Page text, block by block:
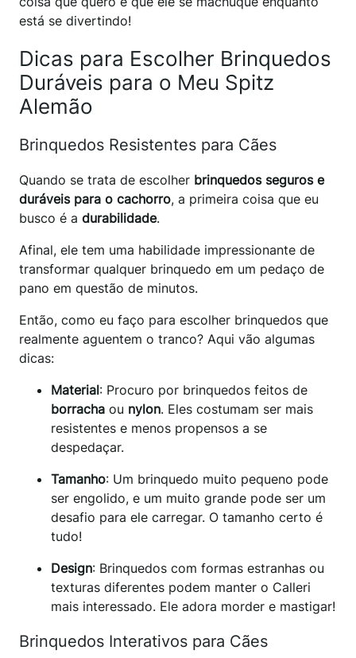
está se divertindo!
Dicas para Escolher Brinquedos
Duráveis para o Meu Spitz
Alemão
Brinquedos Resistentes para Cães
Quando se trata de escolher brinquedos seguros e
duráveis para o cachorro, a primeira coisa que eu
busco é a durabilidade.
Afinal, ele tem uma habilidade impressionante de
transformar qualquer brinquedo em um pedaço de
pano em questão de minutos.
Então, como eu faço para escolher brinquedos que
realmente aguentem o tranco? Aqui vão algumas
dicas:
Material: Procuro por brinquedos feitos de
borracha ou nylon. Eles costumam ser mais
resistentes e menos propensos a se
despedaçar.
Tamanho: Um brinquedo muito pequeno pode
ser engolido, e um muito grande pode ser um
desafio para ele carregar. O tamanho certo é
tudo!
Design: Brinquedos com formas estranhas ou
texturas diferentes podem manter o Calleri
mais interessado. Ele adora morder e mastigar!
Brinquedos Interativos para Cães